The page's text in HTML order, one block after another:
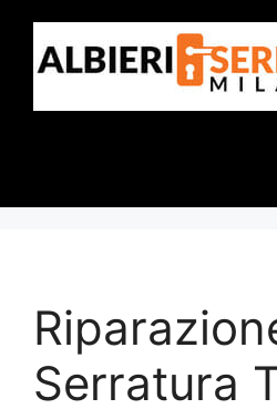
contenuto
Serratura